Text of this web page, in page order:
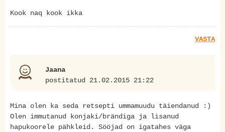
Kook naq kook ikka
VASTA
Jaana
postitatud 21.02.2015 21:22
Mina olen ka seda retsepti ummamuudu täiendanud :)
Olen immutanud konjaki/brändiga ja lisanud
hapukoorele pähkleid. Sööjad on igatahes väga